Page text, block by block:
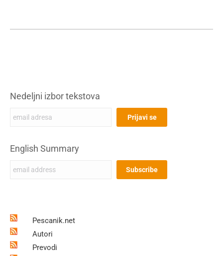
Nedeljni izbor tekstova
English Summary
Pescanik.net
Autori
Prevodi